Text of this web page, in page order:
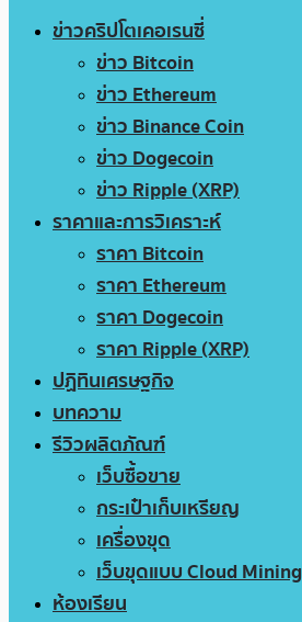
ข่าวคริปโตเคอเรนซี่
ข่าว Bitcoin
ข่าว Ethereum
ข่าว Binance Coin
ข่าว Dogecoin
ข่าว Ripple (XRP)
ราคาและการวิเคราะห์
ราคา Bitcoin
ราคา Ethereum
ราคา Dogecoin
ราคา Ripple (XRP)
ปฏิทินเศรษฐกิจ
บทความ
รีวิวผลิตภัณฑ์
เว็บซื้อขาย
กระเป๋าเก็บเหรียญ
เครื่องขุด
เว็บขุดแบบ Cloud Mining
ห้องเรียน